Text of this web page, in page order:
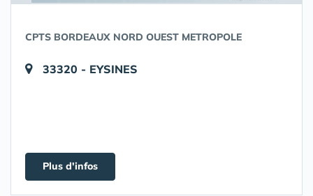
CPTS BORDEAUX NORD OUEST METROPOLE
33320 - EYSINES
Plus d'infos